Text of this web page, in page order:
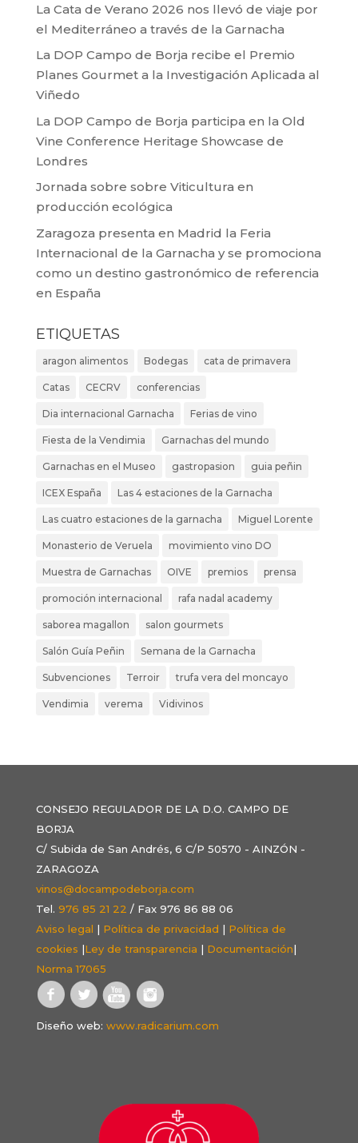
La Cata de Verano 2026 nos llevó de viaje por
el Mediterráneo a través de la Garnacha
La DOP Campo de Borja recibe el Premio
Planes Gourmet a la Investigación Aplicada al
Viñedo
La DOP Campo de Borja participa en la Old
Vine Conference Heritage Showcase de
Londres
Jornada sobre sobre Viticultura en
producción ecológica
Zaragoza presenta en Madrid la Feria
Internacional de la Garnacha y se promociona
como un destino gastronómico de referencia
en España
ETIQUETAS
aragon alimentos Bodegas cata de primavera
Catas CECRV conferencias
Dia internacional Garnacha Ferias de vino
Fiesta de la Vendimia Garnachas del mundo
Garnachas en el Museo gastropasion guia peñin
ICEX España Las 4 estaciones de la Garnacha
Las cuatro estaciones de la garnacha Miguel Lorente
Monasterio de Veruela movimiento vino DO
Muestra de Garnachas OIVE premios prensa
promoción internacional rafa nadal academy
saborea magallon salon gourmets
Salón Guía Peñin Semana de la Garnacha
Subvenciones Terroir trufa vera del moncayo
Vendimia verema Vidivinos
CONSEJO REGULADOR DE LA D.O. CAMPO DE
BORJA
C/ Subida de San Andrés, 6 C/P 50570 - AINZÓN -
ZARAGOZA
vinos@docampodeborja.com
Tel. 976 85 21 22 / Fax 976 86 88 06
Aviso legal | Política de privacidad | Política de
cookies |Ley de transparencia | Documentación|
Norma 17065
Diseño web: www.radicarium.com